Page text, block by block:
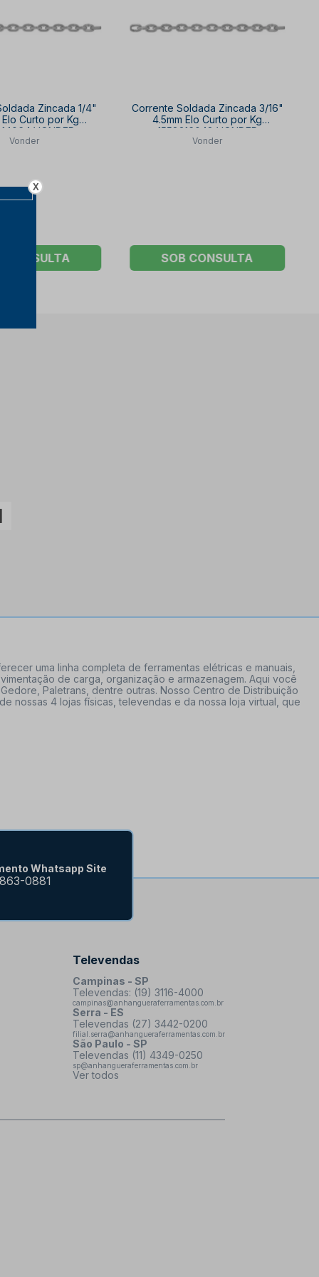
Zincada 1/4"
Elo Curto por Kg
VONDER
Vonder
CONSULTA
Corrente Soldada Zincada 3/16"
4.5mm Elo Curto por Kg
1558316048 VONDER
Vonder
SOB CONSULTA
uma linha completa de ferramentas elétricas e manuais,
de carga, organização e armazenagem. Aqui você
Paletrans, dentre outras. Nosso Centro de Distribuição
nossas 4 lojas físicas, televendas e da nossa loja virtual, que
Whatsapp Site
0881
Televendas
Campinas - SP
Televendas: (19) 3116-4000
campinas@anhangueraferramentas.com.br
Serra - ES
Televendas (27) 3442-0200
filial.serra@anhangueraferramentas.com.br
São Paulo - SP
Televendas (11) 4349-0250
sp@anhangueraferramentas.com.br
Ver todos
X